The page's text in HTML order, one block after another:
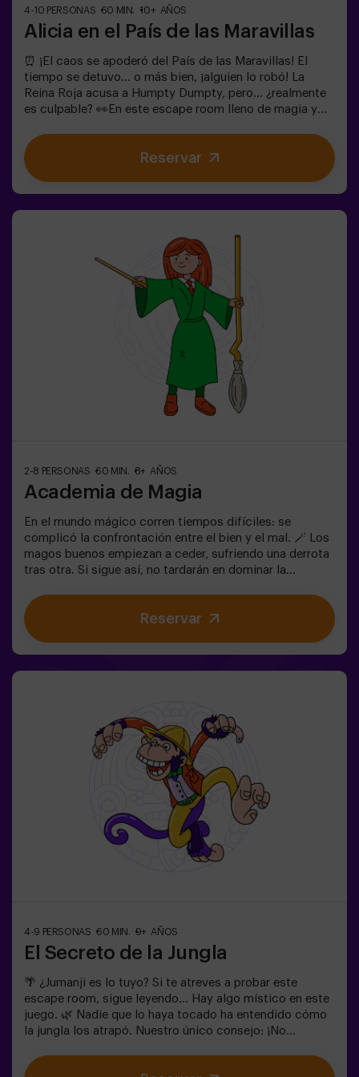
4-10 PERSONAS 60 MIN. 10+ AÑOS
Alicia en el País de las Maravillas
⏰ ¡El caos se apoderó del País de las Maravillas! El
tiempo se detuvo... o más bien, ¡alguien lo robó! La
Reina Roja acusa a Humpty Dumpty, pero... ¿realmente
es culpable? 👀En este escape room lleno de magia y
enigmas absurdos (como los que le gustan al
Sombrerero).🔹 Enfrentarte a personajes icónicos
(¡cuidado con la Reina de Corazones!).🔹Encontrar el
building¿Serás tú quien salve este mundo fantástico?
❗Menores de 14 años: requieren 1 adulto
acompañanteOpción con monitor disponible (consulta
Reservar
2-8 PERSONAS 60 MIN. 8+ AÑOS
Academia de Magia
En el mundo mágico corren tiempos difíciles: se
complicó la confrontación entre el bien y el mal. 🪄 Los
magos buenos empiezan a ceder, sufriendo una derrota
tras otra. Si sigue así, no tardarán en dominar la
equilibrio es utilizar el poder de la Piedra Filosofal.
Primero hay que crearla pero... ¡nadie ha conseguido
hacerlo en toda la historia de la magia! Os espera la
opción de que un monitor les acompañe en la aventura,
consúltanos las condiciones.⚠️ Existen pasos
estrechos ⚠️🧩 Nivel de dificultad: bajo.
Reservar
4-9 PERSONAS 60 MIN. 9+ AÑOS
El Secreto de la Jungla
🌴 ¿Jumanji es lo tuyo? Si te atreves a probar este
escape room, sigue leyendo... Hay algo místico en este
juego. 🌿 Nadie que lo haya tocado ha entendido cómo
la jungla los atrapó. Nuestro único consejo: ¡No
verdad creíais que sería fácil escapar de la jungla? 🐒⚡